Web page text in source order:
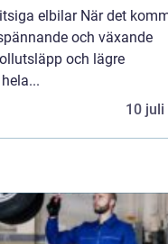
elbilar När det
och växande
och lägre
10 juli